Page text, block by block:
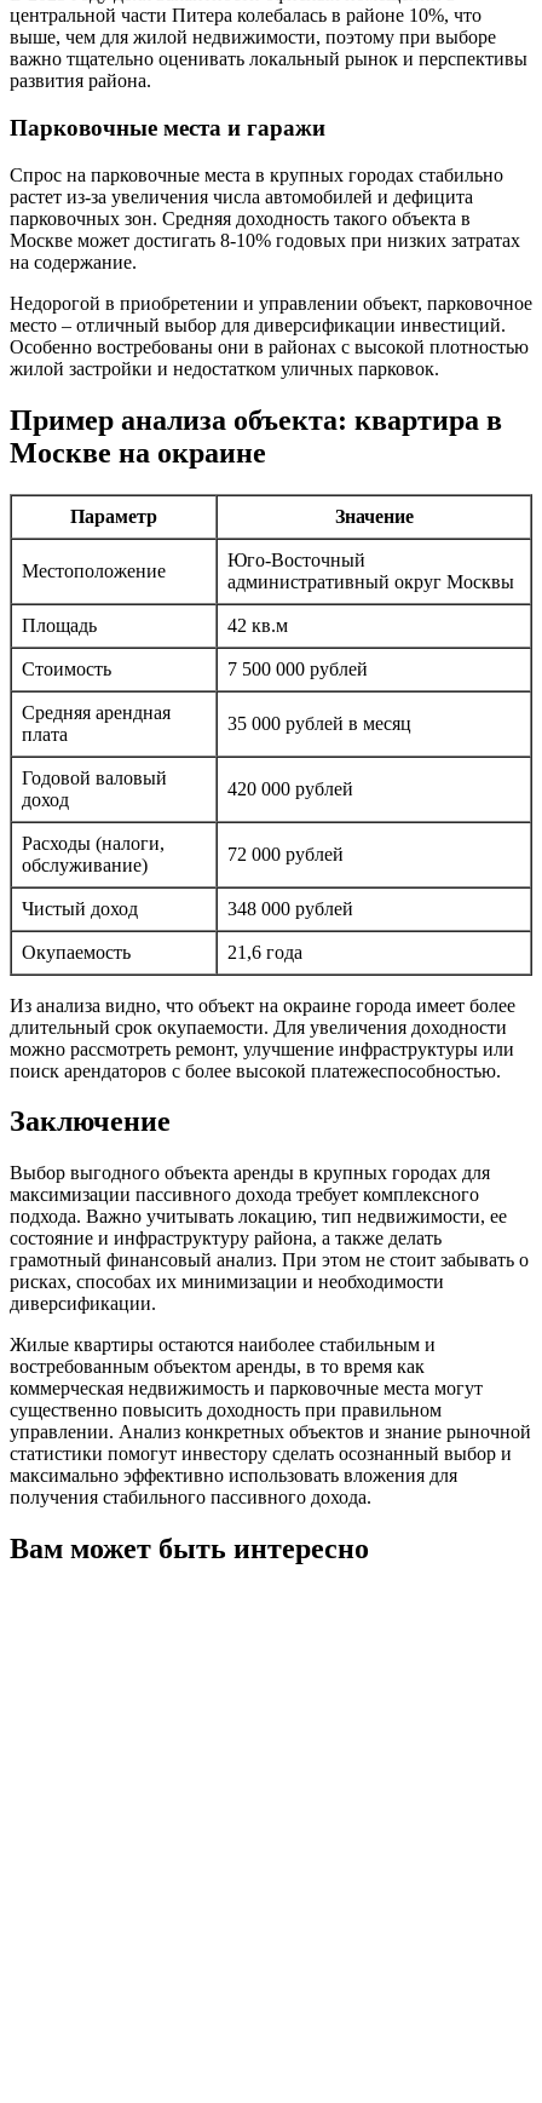
центральной части Питера колебалась в районе 10%, что
выше, чем для жилой недвижимости, поэтому при выборе
важно тщательно оценивать локальный рынок и перспективы
развития района.
Парковочные места и гаражи
Спрос на парковочные места в крупных городах стабильно
растет из-за увеличения числа автомобилей и дефицита
парковочных зон. Средняя доходность такого объекта в
Москве может достигать 8-10% годовых при низких затратах
на содержание.
Недорогой в приобретении и управлении объект, парковочное
место – отличный выбор для диверсификации инвестиций.
Особенно востребованы они в районах с высокой плотностью
жилой застройки и недостатком уличных парковок.
Пример анализа объекта: квартира в
Москве на окраине
Параметр Значение
Местоположение
Юго-Восточный
административный округ Москвы
Площадь 42 кв.м
Стоимость 7 500 000 рублей
Средняя арендная
плата
35 000 рублей в месяц
Годовой валовый
доход
420 000 рублей
Расходы (налоги,
обслуживание)
72 000 рублей
Чистый доход 348 000 рублей
Окупаемость 21,6 года
Из анализа видно, что объект на окраине города имеет более
длительный срок окупаемости. Для увеличения доходности
можно рассмотреть ремонт, улучшение инфраструктуры или
поиск арендаторов с более высокой платежеспособностью.
Заключение
Выбор выгодного объекта аренды в крупных городах для
максимизации пассивного дохода требует комплексного
подхода. Важно учитывать локацию, тип недвижимости, ее
состояние и инфраструктуру района, а также делать
грамотный финансовый анализ. При этом не стоит забывать о
рисках, способах их минимизации и необходимости
диверсификации.
Жилые квартиры остаются наиболее стабильным и
востребованным объектом аренды, в то время как
коммерческая недвижимость и парковочные места могут
существенно повысить доходность при правильном
управлении. Анализ конкретных объектов и знание рыночной
статистики помогут инвестору сделать осознанный выбор и
максимально эффективно использовать вложения для
получения стабильного пассивного дохода.
Вам может быть интересно